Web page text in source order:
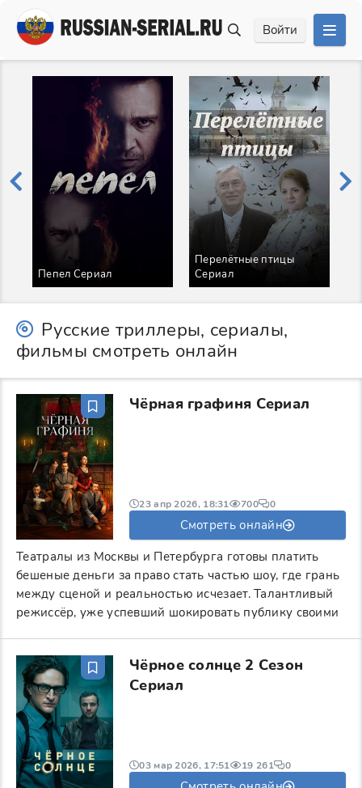
Войти
Пепел Сериал
Перелётные птицы
Сериал
Русские триллеры, сериалы,
фильмы смотреть онлайн
Чёрная графиня Сериал
Театралы из Москвы и Петербурга готовы платить
бешеные деньги за право стать частью шоу, где грань
между сценой и реальностью исчезает. Талантливый
режиссёр, уже успевший шокировать публику своими
23 апр 2026, 18:31 700 0
Смотреть онлайн
Чёрное солнце 2 Сезон
Сериал
03 мар 2026, 17:51 19 261 0